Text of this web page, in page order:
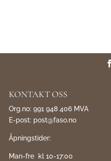
KONTAKT OSS
Org.no: 991 948 406 MVA
E-post: post@faso.no
Åpningstider:
Man-fre kl 10-17:00